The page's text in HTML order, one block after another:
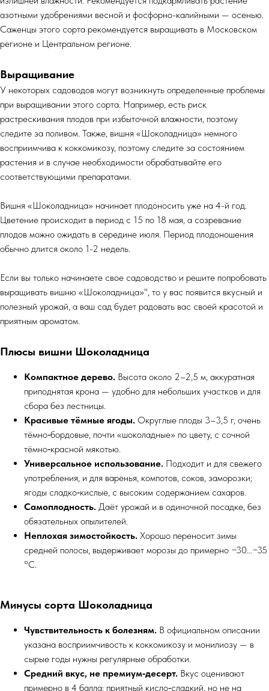
азотными удобрениями весной и фосфорно-калийными — осенью.
Саженцы этого сорта рекомендуется выращивать в Московском
регионе и Центральном регионе.
Выращивание
У некоторых садоводов могут возникнуть определенные проблемы
при выращивании этого сорта. Например, есть риск
растрескивания плодов при избыточной влажности, поэтому
следите за поливом. Также, вишня «Шоколадница» немного
восприимчива к коккомикозу, поэтому следите за состоянием
растения и в случае необходимости обрабатывайте его
соответствующими препаратами.
Вишня «Шоколадница» начинает плодоносить уже на 4-й год.
Цветение происходит в период с 15 по 18 мая, а созревание
плодов можно ожидать в середине июля. Период плодоношения
обычно длится около 1-2 недель.
Если вы только начинаете свое садоводство и решите попробовать
выращивать вишню «Шоколадница»", то у вас появится вкусный и
полезный урожай, а ваш сад будет радовать вас своей красотой и
приятным ароматом.
Плюсы вишни Шоколадница
Компактное дерево. Высота около 2–2,5 м, аккуратная
приподнятая крона — удобно для небольших участков и для
сбора без лестницы.
Красивые тёмные ягоды. Округлые плоды 3–3,5 г, очень
тёмно‑бордовые, почти «шоколадные» по цвету, с сочной
тёмно‑красной мякотью.
Универсальное использование. Подходит и для свежего
употребления, и для варенья, компотов, соков, заморозки;
ягоды сладко‑кислые, с высоким содержанием сахаров.
Самоплодность. Даёт урожай и в одиночной посадке, без
обязательных опылителей.
Неплохая зимостойкость. Хорошо переносит зимы
средней полосы, выдерживает морозы до примерно −30…−35
°C.
Минусы сорта Шоколадница
Чувствительность к болезням. В официальном описании
указана восприимчивость к коккомикозу и монилиозу — в
сырые годы нужны регулярные обработки.
Средний вкус, не премиум‑десерт. Вкус оценивают
примерно в 4 балла: приятный кисло‑сладкий, но не на